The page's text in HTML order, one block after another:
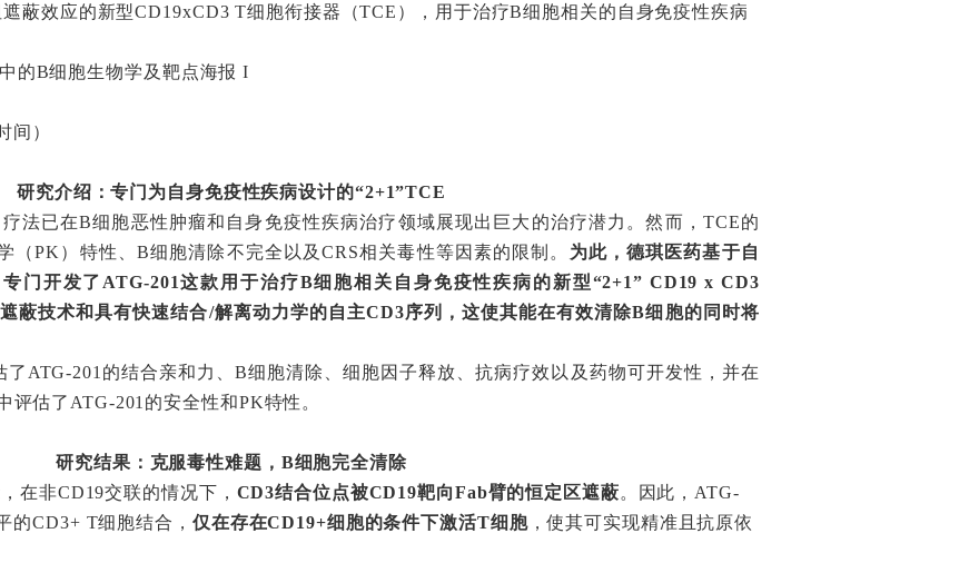
蔽效应的新型CD19xCD3 T细胞衔接器（TCE），用于治疗B细胞相关的自身免疫性疾病
的B细胞生物学及靶点海报 I
间）
研究介绍：专门为自身免疫性疾病设计的“2+1”TCE
法已在B细胞恶性肿瘤和自身免疫性疾病治疗领域展现出巨大的治疗潜力。然而，TCE的
（PK）特性、B细胞清除不完全以及CRS相关毒性等因素的限制。 为此，德琪医药基于自
门开发了ATG-201这款用于治疗B细胞相关自身免疫性疾病的新型“2+1” CD19 x CD3
蔽技术和具有快速结合/解离动力学的自主CD3序列，这使其能在有效清除B细胞的同时将
ATG-201的结合亲和力、B细胞清除、细胞因子释放、抗病疗效以及药物可开发性，并在
估了ATG-201的安全性和PK特性。
研究结果：克服毒性难题，B细胞完全清除
在非CD19交联的情况下， CD3结合位点被CD19靶向Fab臂的恒定区遮蔽。因此，ATG-
的CD3+ T细胞结合， 仅在存在CD19+细胞的条件下激活T细胞，使其可实现精准且抗原依